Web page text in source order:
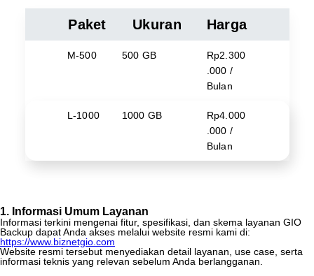
Paket Ukuran Harga
M-500 500 GB Rp2 300
000 /
Bulan
L -1000 1000 GB Rp4 000
000 /
Bulan
1. Informasi Umum Layanan
Informasi terkini mengenai fitur, spesifikasi dan skema layanan GIO
Backup dapatAnda akses melalui website resmi kami di:
https://www. biznetgio com
Website resmi tersebut menyediakan detail layanan use case serta
informasi teknis yang relevan sebelum Anda berlangganan